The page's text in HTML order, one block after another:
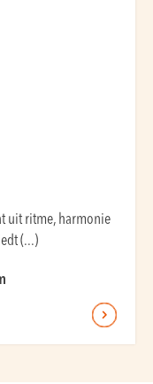
uit ritme, harmonie
(...)